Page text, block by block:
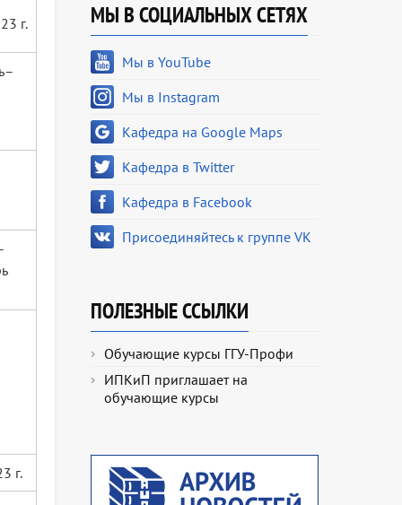
г.
г.
МЫ В СОЦИАЛЬНЫХ СЕТЯХ
Мы в YouTube
Мы в Instagram
Кафедра на Google Maps
Кафедра в Twitter
Кафедра в Facebook
Присоединяйтесь к группе VK
ПОЛЕЗНЫЕ ССЫЛКИ
Обучающие курсы ГГУ-Профи
ИПКиП приглашает на
обучающие курсы